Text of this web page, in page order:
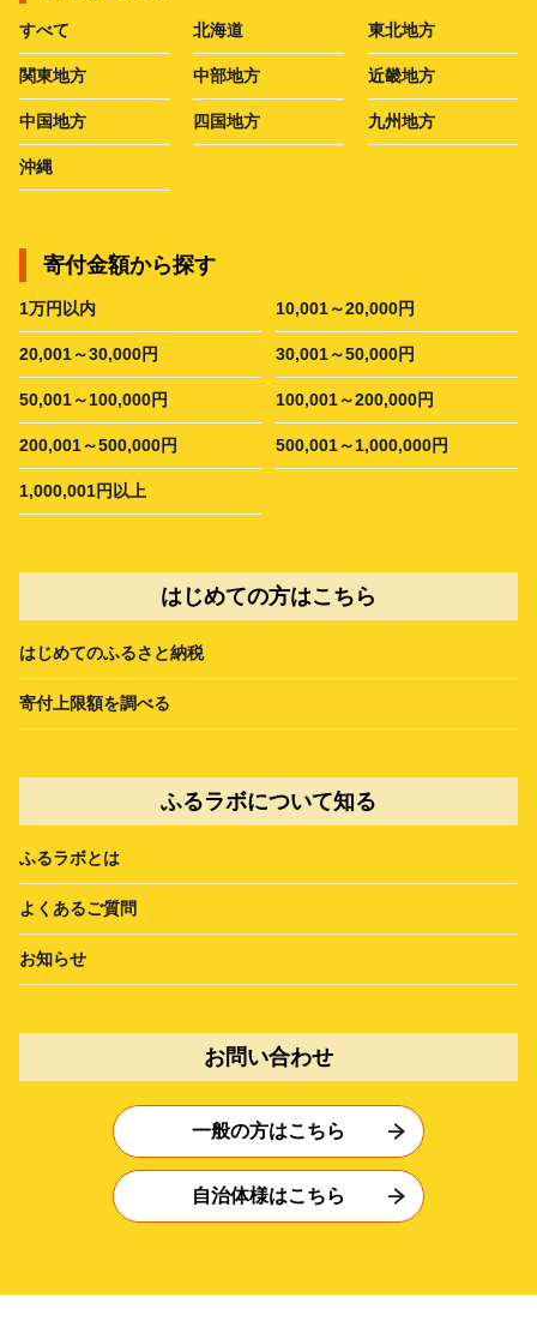
すべて 北海道 東北地方
関東地方 中部地方 近畿地方
中国地方 四国地方 九州地方
沖縄
寄付金額から探す
1万円以内 10,001～20,000円
20,001～30,000円 30,001～50,000円
50,001～100,000円 100,001～200,000円
200,001～500,000円 500,001～1,000,000円
1,000,001円以上
はじめての方はこちら
はじめてのふるさと納税
寄付上限額を調べる
ふるラボについて知る
ふるラボとは
よくあるご質問
お知らせ
お問い合わせ
一般の方はこちら
自治体様はこちら